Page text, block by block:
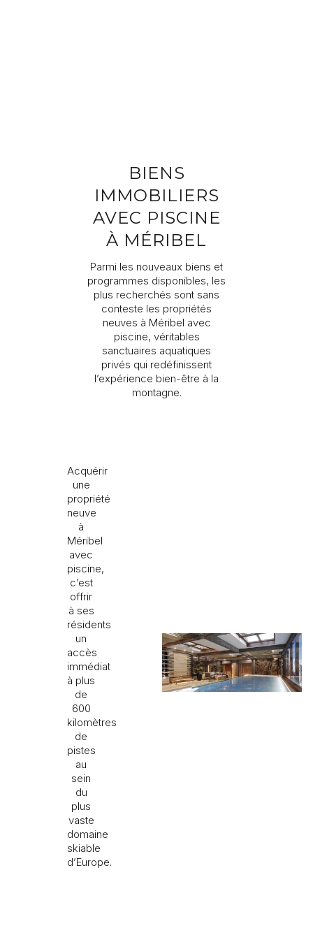
Votre demande
Je souhaite recevoir des informations sur l’actualité
votre demande par Rising Stone. Vous pouvez consulter notre
Politique de confidentialité
d’un droit d’accès, de modification et de suppression de vos
BIENS
IMMOBILIERS
AVEC PISCINE
À MÉRIBEL
Parmi les nouveaux biens et
programmes disponibles, les
plus recherchés sont sans
conteste les propriétés
neuves à Méribel avec
piscine, véritables
sanctuaires aquatiques
privés qui redéfinissent
l’expérience bien-être à la
montagne.
Acquérir
une
propriété
neuve
à
Méribel
avec
piscine,
c’est
offrir
à ses
résidents
un
accès
immédiat
à plus
de
600
kilomètres
de
pistes
au
sein
du
plus
vaste
domaine
skiable
d’Europe.